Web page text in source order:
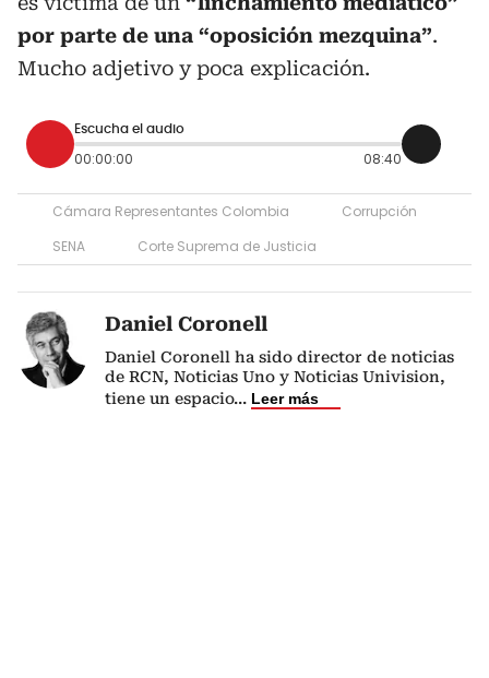
por parte de una “oposición mezquina”.
Mucho adjetivo y poca explicación.
Escucha el audio
00:00:00 08:40
Cámara Representantes Colombia
Corrupción
SENA
Corte Suprema de Justicia
Daniel Coronell
Daniel Coronell ha sido director de noticias
de RCN, Noticias Uno y Noticias Univision,
tiene un espacio... Leer más